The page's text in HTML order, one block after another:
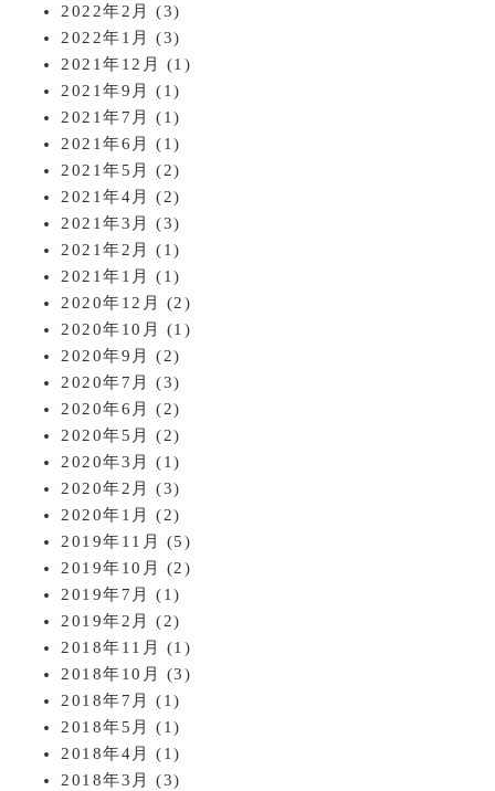
2022年2月
(3)
2022年1月
(3)
2021年12月
(1)
2021年9月
(1)
2021年7月
(1)
2021年6月
(1)
2021年5月
(2)
2021年4月
(2)
2021年3月
(3)
2021年2月
(1)
2021年1月
(1)
2020年12月
(2)
2020年10月
(1)
2020年9月
(2)
2020年7月
(3)
2020年6月
(2)
2020年5月
(2)
2020年3月
(1)
2020年2月
(3)
2020年1月
(2)
2019年11月
(5)
2019年10月
(2)
2019年7月
(1)
2019年2月
(2)
2018年11月
(1)
2018年10月
(3)
2018年7月
(1)
2018年5月
(1)
2018年4月
(1)
2018年3月
(3)